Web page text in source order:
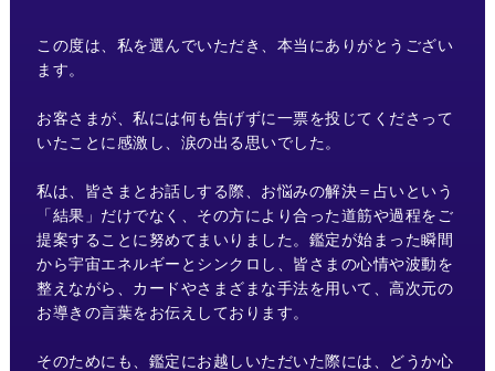
この度は、私を選んでいただき、本当にありがとうござい
ます。
お客さまが、私には何も告げずに一票を投じてくださって
いたことに感激し、涙の出る思いでした。
私は、皆さまとお話しする際、お悩みの解決＝占いという
「結果」だけでなく、その方により合った道筋や過程をご
提案することに努めてまいりました。鑑定が始まった瞬間
から宇宙エネルギーとシンクロし、皆さまの心情や波動を
整えながら、カードやさまざまな手法を用いて、高次元の
お導きの言葉をお伝えしております。
そのためにも、鑑定にお越しいただいた際には、どうか心